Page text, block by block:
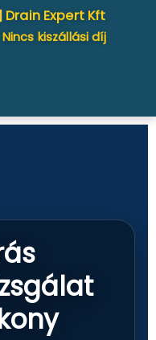
Drain Expert Kft
Nincs kiszállási díj